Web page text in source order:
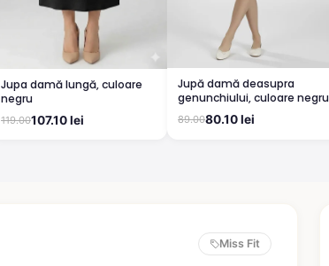
Jupa damă lungă, culoare
negru
119.00107.10 lei
Jupă damă deasupra
genunchiului, culoare negru
89.0080.10 lei
Miss Fit